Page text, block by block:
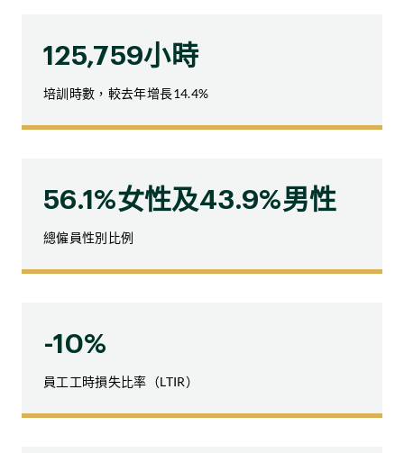
125,759小時
培訓時數，較去年增長14.4%
56.1%女性及43.9%男性
總僱員性別比例
-10%
員工工時損失比率（LTIR）